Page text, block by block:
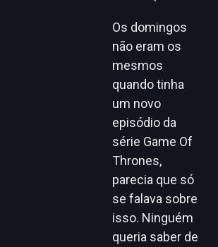
Os domingos
não eram os
mesmos
quando tinha
um novo
episódio da
série Game Of
Thrones,
parecia que só
se falava sobre
isso. Ninguém
queria saber de